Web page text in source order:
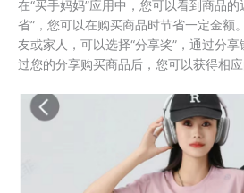
在“买手妈妈”应用中，您可以看到商品
省”，您可以在购买商品时节省一定金额
友或家人，可以选择“分享奖”，通过分
过您的分享购买商品后，您可以获得相应